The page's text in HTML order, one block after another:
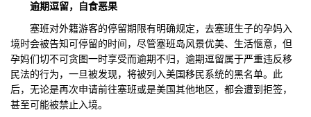
逾期逗留，自食恶果
塞班对外籍游客的停留期限有明确规定，去塞班生子的孕妈入
境时会被告知可停留的时间，尽管塞班岛风景优美、生活惬意，但
孕妈们切不可贪图一时享受而逾期不归，逾期逗留属于严重违反移
民法的行为，一旦被发现，将被列入美国移民系统的黑名单。此
后，无论是再次申请前往塞班或是美国其他地区，都会遭到拒签，
甚至可能被禁止入境。